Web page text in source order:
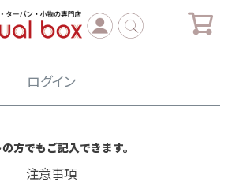
ログイン
方でもご記入できます。
注意事項